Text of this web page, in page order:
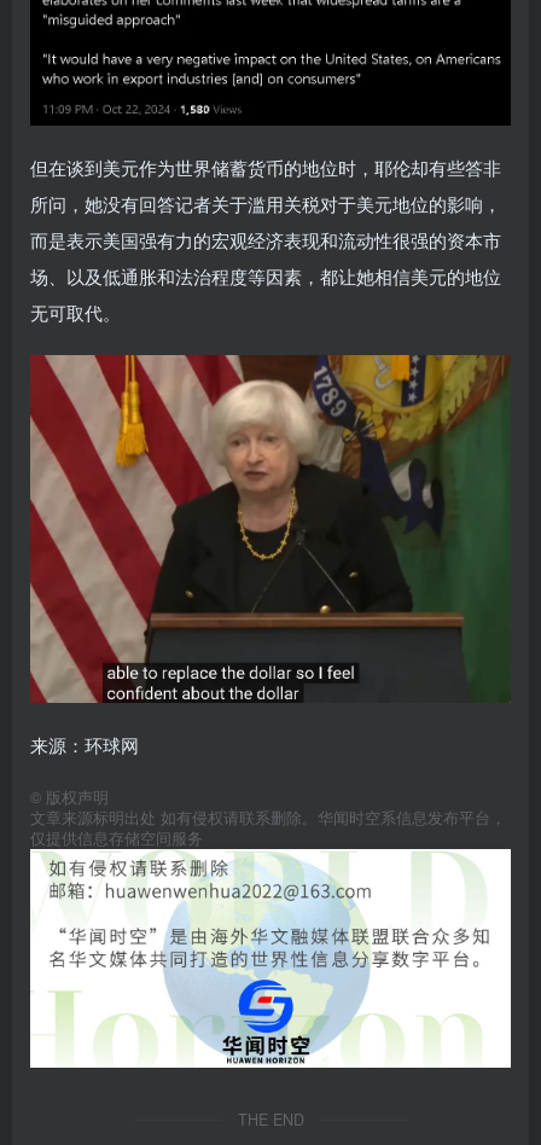
但在谈到美元作为世界储蓄货币的地位时，耶伦却有些答非
所问，她没有回答记者关于滥用关税对于美元地位的影响，
而是表示美国强有力的宏观经济表现和流动性很强的资本市
场、以及低通胀和法治程度等因素，都让她相信美元的地位
无可取代。
来源：环球网
© 版权声明
文章来源标明出处 如有侵权请联系删除。华闻时空系信息发布平台，
仅提供信息存储空间服务
THE END